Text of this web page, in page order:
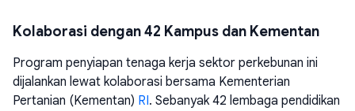
Kolaborasi dengan 42 Kampus dan Kementan
Program penyiapan tenaga kerja sektor perkebunan ini
dijalankan lewat kolaborasi bersama Kementerian
Pertanian (Kementan) RI. Sebanyak 42 lembaga pendidikan